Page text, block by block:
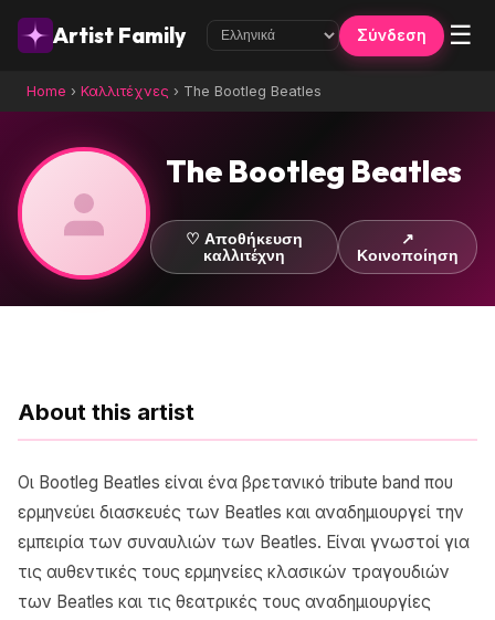
Artist Family Σύνδεση ☰
Home › Καλλιτέχνες › The Bootleg Beatles
The Bootleg Beatles
♡ Αποθήκευση
καλλιτέχνη
↗
Κοινοποίηση
About this artist
Οι Bootleg Beatles είναι ένα βρετανικό tribute band που
ερμηνεύει διασκευές των Beatles και αναδημιουργεί την
εμπειρία των συναυλιών των Beatles. Είναι γνωστοί για
τις αυθεντικές τους ερμηνείες κλασικών τραγουδιών
των Beatles και τις θεατρικές τους αναδημιουργίες